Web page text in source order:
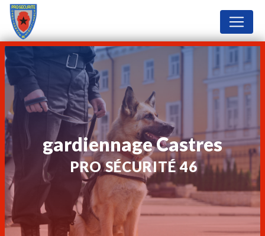
gardiennage Castres
PRO SÉCURITÉ 46
Panneau de gestion des cookies